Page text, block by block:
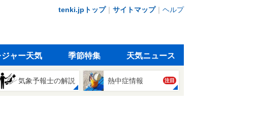
tenki.jpトップ｜ サイトマップ｜ ヘルプ
ジャー天気 季節特集 天気ニュース
気象予報士の解説 熱中症情報 注目